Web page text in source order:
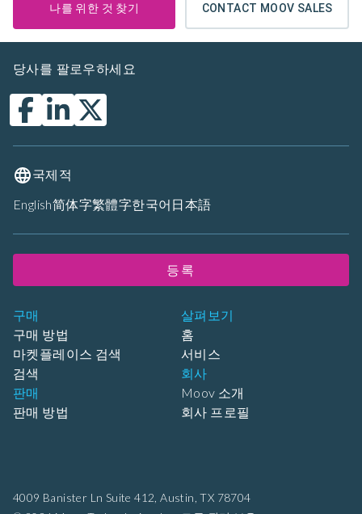
나를 위한 것 찾기 CONTACT MOOV SALES
4009 Banister Ln Suite 412, Austin, TX 78704
구매
구매 방법
마켓플레이스 검색
검색
판매
판매 방법
살펴보기
홈
서비스
회사
Moov 소개
회사 프로필
당사를 팔로우하세요
국제적
English简体字繁體字한국어 日本語
등록